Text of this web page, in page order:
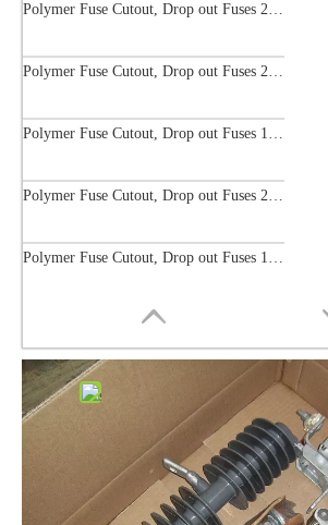
Polymer Fuse Cutout, Drop out Fuses 24 Kv 300A
Polymer Fuse Cutout, Drop out Fuses 27kv 300A
Polymer Fuse Cutout, Drop out Fuses 12 Kv 300A
Polymer Fuse Cutout, Drop out Fuses 21 Kv 200A
Polymer Fuse Cutout, Drop out Fuses 15 Kv 100A
Share to:
Arc Chute Type Fuse Polymer Type